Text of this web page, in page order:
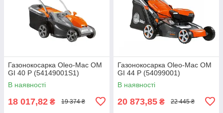
Газонокосарка Oleo-Mac OM
GI 40 P (54149001S1)
В наявності
18 017,82 ₴ 19 374 ₴
Газонокосарка Oleo-Mac OM
GI 44 P (54099001)
В наявності
20 873,85 ₴ 22 445 ₴